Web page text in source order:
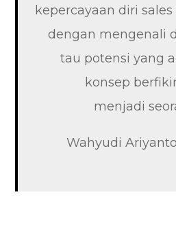
kepercayaan diri
dengan mengenali
tau potensi yang
konsep
menjadi
Wahyudi